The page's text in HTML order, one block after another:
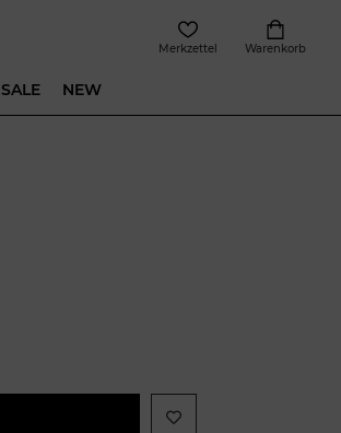
SALE NEW
Merkzettel Warenkorb